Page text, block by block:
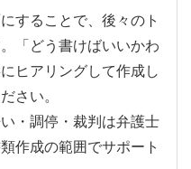
することで、後々のト
「どう書けばいいかわ
ヒアリングして作成し
さい。
・調停・裁判は弁護士
作成の範囲でサポート